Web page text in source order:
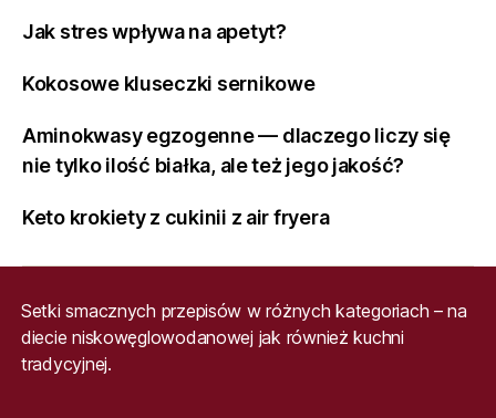
Jak stres wpływa na apetyt?
Kokosowe kluseczki sernikowe
Aminokwasy egzogenne — dlaczego liczy się
nie tylko ilość białka, ale też jego jakość?
Keto krokiety z cukinii z air fryera
Setki smacznych przepisów w różnych kategoriach – na
diecie niskowęglowodanowej jak również kuchni
tradycyjnej.